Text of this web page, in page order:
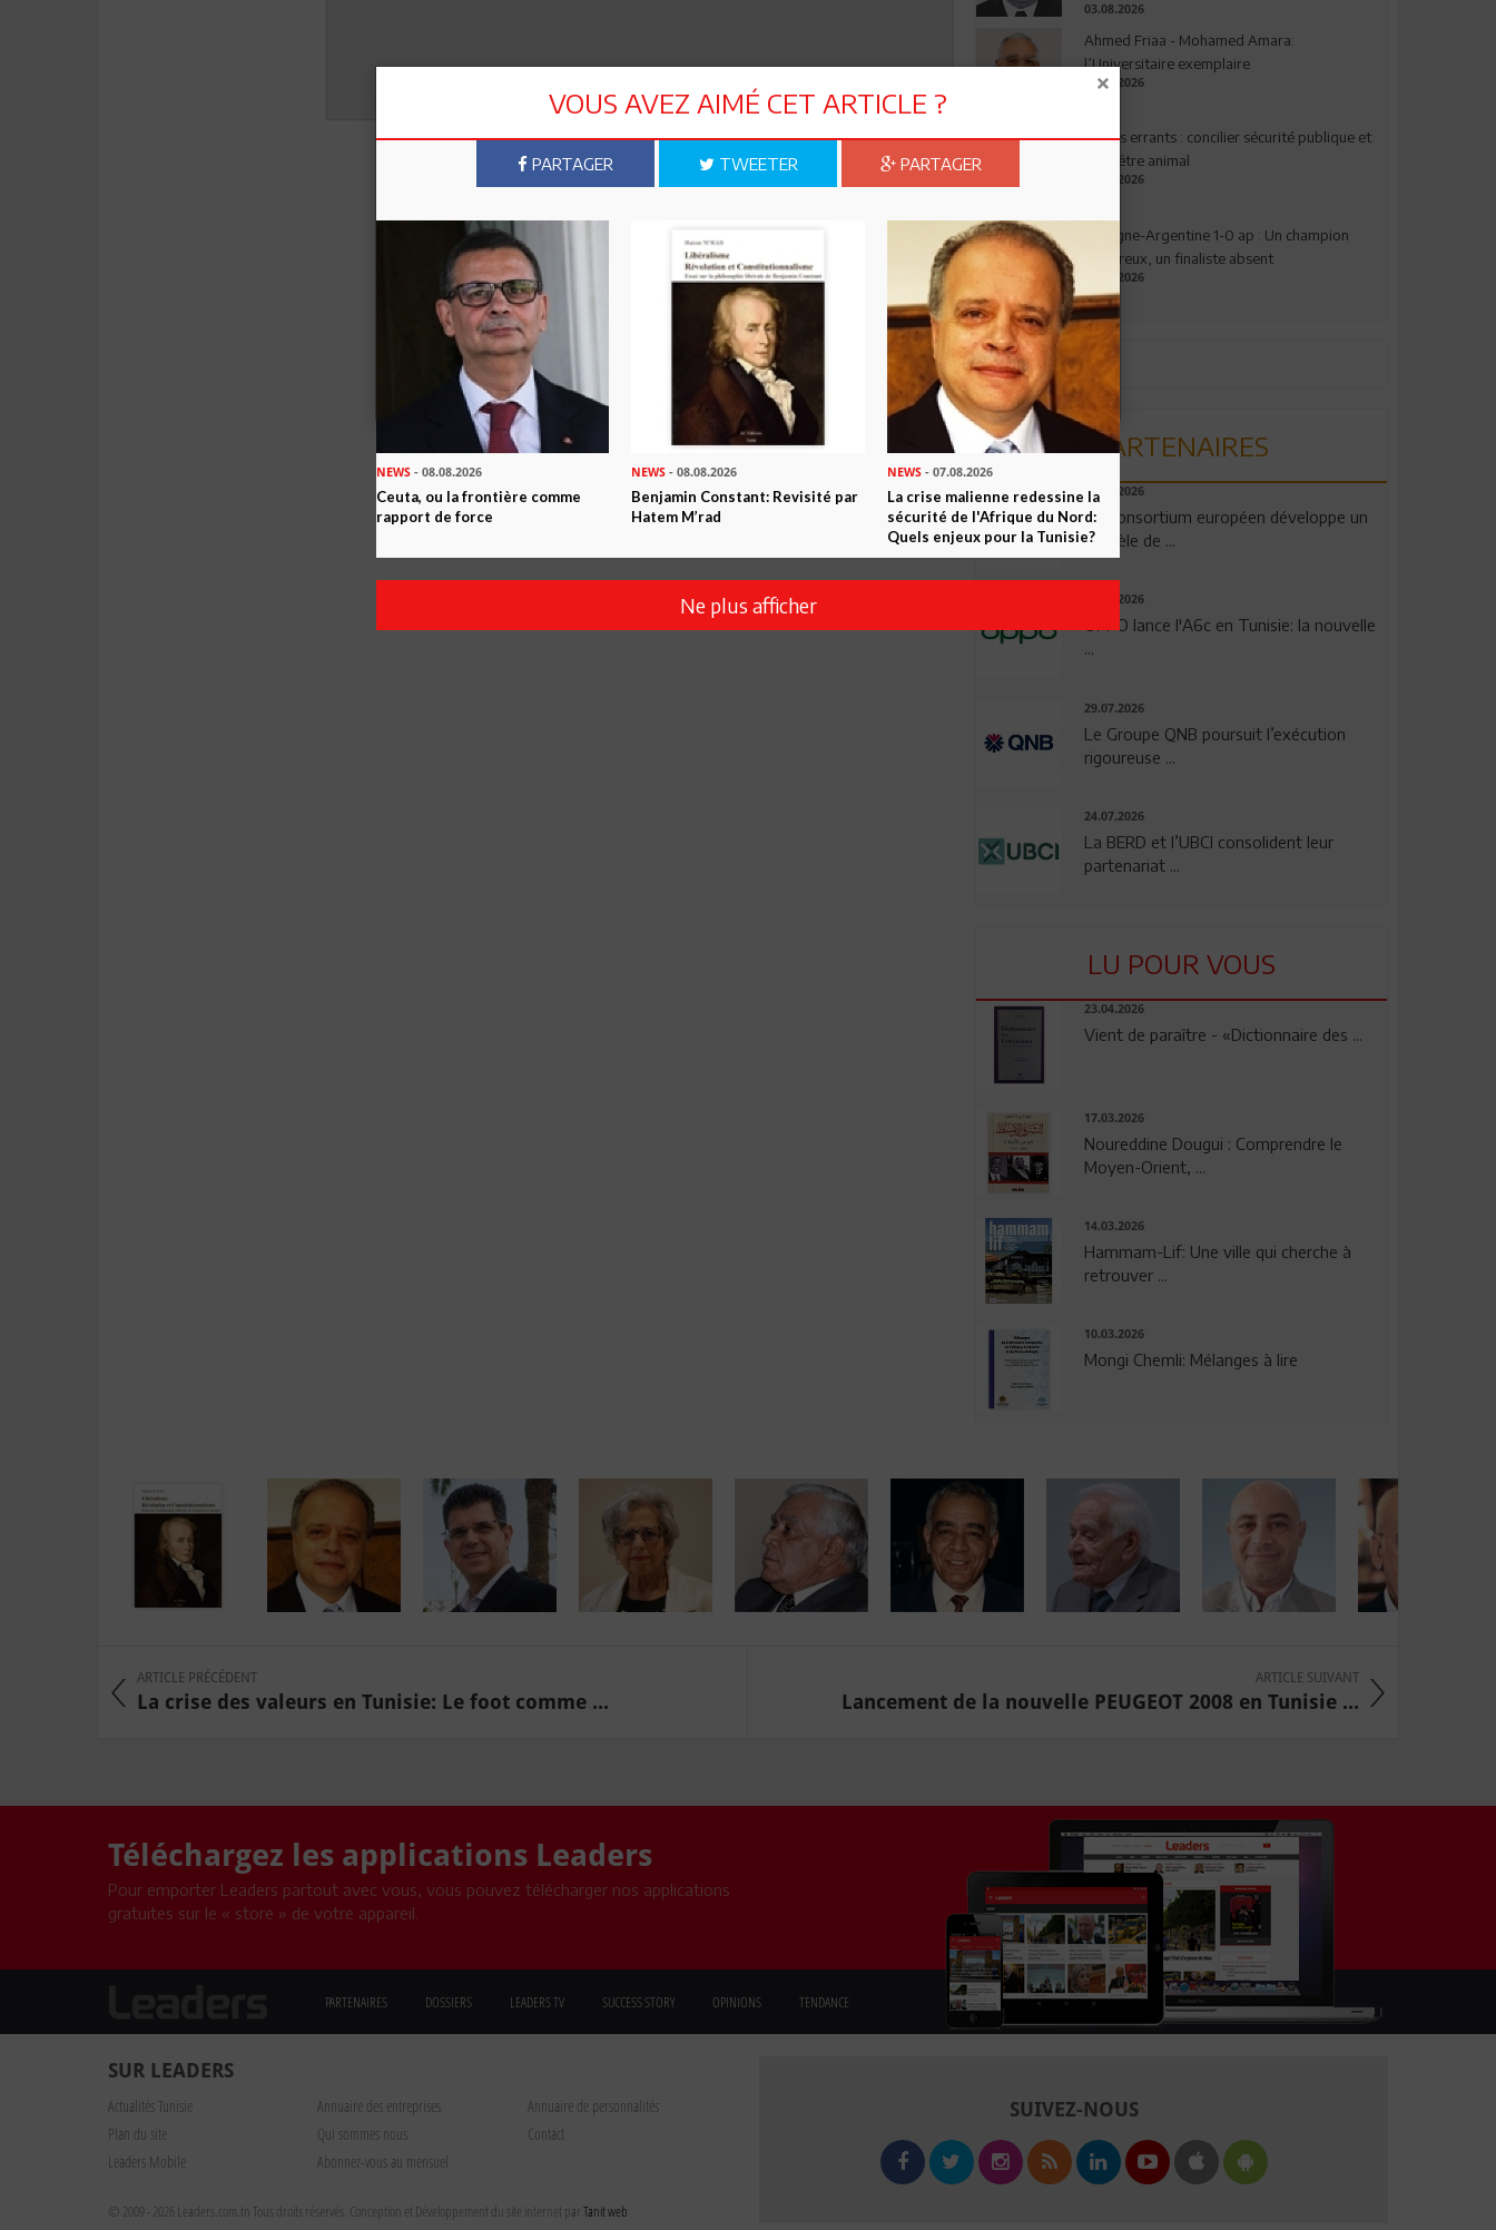
Envoyer
03.08.2026
Ahmed Friaa - Mohamed Amara:
l’Universitaire exemplaire
04.08.2026
Chiens errants : concilier sécurité publique et
bien-être animal
17.07.2026
Espagne-Argentine 1-0 ap : Un champion
valeureux, un finaliste absent
19.07.2026
PARTENAIRES
06.08.2026
Un consortium européen développe un
modèle de ...
04.08.2026
OPPO lance l'A6c en Tunisie: la nouvelle
...
29.07.2026
Le Groupe QNB poursuit l’exécution
rigoureuse ...
24.07.2026
La BERD et l’UBCI consolident leur
partenariat ...
LU POUR VOUS
23.04.2026
Vient de paraître - «Dictionnaire des ...
17.03.2026
Noureddine Dougui : Comprendre le
Moyen-Orient, ...
14.03.2026
Hammam-Lif: Une ville qui cherche à
retrouver ...
10.03.2026
Mongi Chemli: Mélanges à lire
ARTICLE PRÉCÉDENT
La crise des valeurs en Tunisie: Le foot comme ...
ARTICLE SUIVANT
Lancement de la nouvelle PEUGEOT 2008 en Tunisie ...
Téléchargez les applications Leaders
Pour emporter Leaders partout avec vous, vous pouvez télécharger nos applications
gratuites sur le « store » de votre appareil.
PARTENAIRES DOSSIERS LEADERS TV SUCCESS STORY OPINIONS TENDANCE
SUR LEADERS
Actualités Tunisie Annuaire des entreprises
Annuaire de personnalités
Plan du site
Qui sommes nous
Contact
Leaders Mobile
Abonnez-vous au mensuel
© 2009 - 2026 Leaders.com.tn Tous droits réservés. Conception et Développement du site internet parTanit web
SUIVEZ-NOUS
VOUS AVEZ AIMÉ CET ARTICLE ?
PARTAGER TWEETER PARTAGER
NEWS - 08.08.2026
Ceuta, ou la frontière comme
rapport de force
NEWS - 08.08.2026
Benjamin Constant: Revisité par
Hatem M’rad
NEWS- 07.08.2026
La crise malienne redessine la
sécurité de l'Afrique du Nord:
Quels enjeux pour la Tunisie?
Ne plus afficher